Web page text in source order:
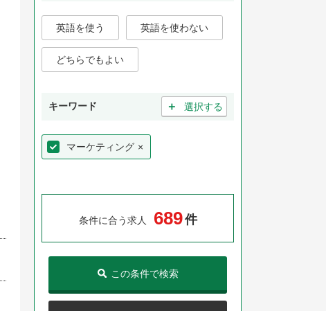
英語を使う 英語を使わない
どちらでもよい
キーワード ＋ 選択する
マーケティング ×
条件に合う求人 689件
この条件で検索